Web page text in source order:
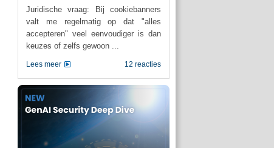
Juridische vraag: Bij cookiebanners
valt me regelmatig op dat "alles
accepteren" veel eenvoudiger is dan
keuzes of zelfs gewoon ...
12 reacties
Lees meer